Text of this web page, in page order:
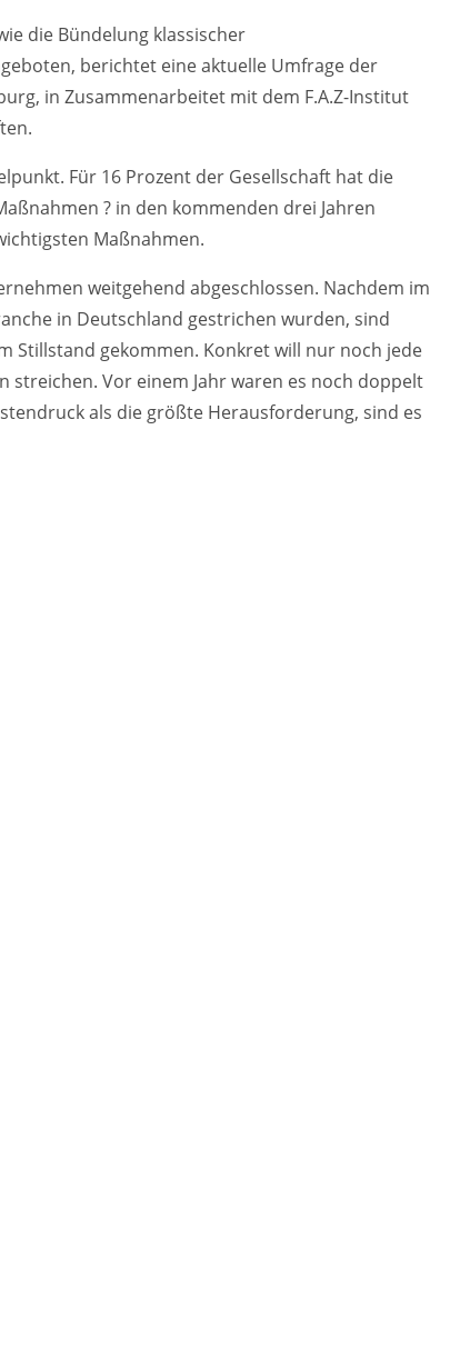
die Bündelung klassischer
berichtet eine aktuelle Umfrage der
in Zusammenarbeitet mit dem F.A.Z-Institut
Für 16 Prozent der Gesellschaft hat die
? in den kommenden drei Jahren
Maßnahmen.
weitgehend abgeschlossen. Nachdem im
in Deutschland gestrichen wurden, sind
Stillstand gekommen. Konkret will nur noch jede
streichen. Vor einem Jahr waren es noch doppelt
als die größte Herausforderung, sind es